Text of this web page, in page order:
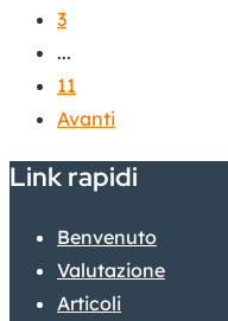
3
...
11
Avanti
Link rapidi
Benvenuto
Valutazione
Articoli